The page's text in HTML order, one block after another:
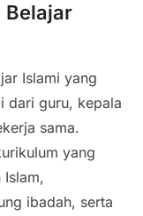
Belajar
Islami yang
dari guru, kepala
sama.
yang
Islam,
ibadah, serta